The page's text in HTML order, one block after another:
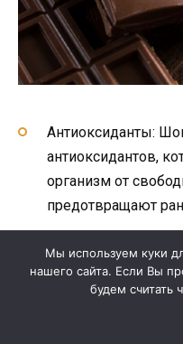
Антиоксиданты:
антиоксидантов,
организм от
предотвращают
теобромин,
настроение.
Хорошее
Мы используем куки
нашего сайта. Если Вы
будем считать